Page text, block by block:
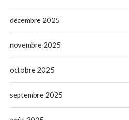
décembre 2025
novembre 2025
octobre 2025
septembre 2025